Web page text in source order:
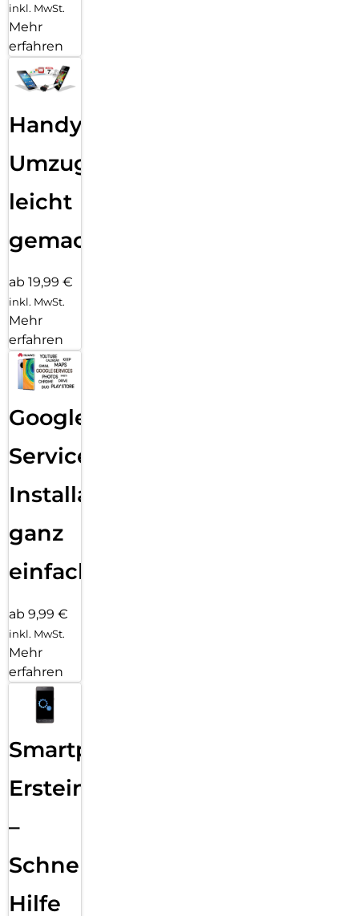
inkl. MwSt.
Mehr
erfahren
Handy
Umzug
leicht
gemacht!
ab 19,99 €
inkl. MwSt.
Mehr
erfahren
Google
Services
Installation
ganz
einfach
ab 9,99 €
inkl. MwSt.
Mehr
erfahren
Smartphone
Ersteinrichtung
–
Schnelle
Hilfe